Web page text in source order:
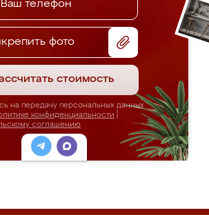
фото
стоимость
на передачу персональных данных
конфиденциальности
соглашению